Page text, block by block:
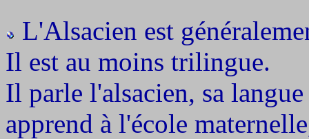
L'Alsacien est
Il est au moins trilingue.
Il parle l'alsacien, sa
apprend à l'école